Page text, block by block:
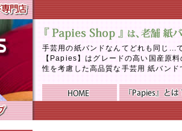
手芸用の紙バンドなんてどれも同じ...
【Papies】はグレードの高い国産原
性を考慮した高品質な手芸用 紙バン